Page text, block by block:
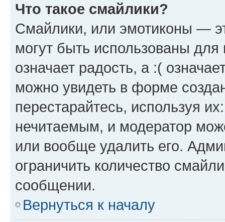
Что такое смайлики?
Смайлики, или эмотиконы —
могут быть использованы
означает радость, а :(
можно увидеть в форме
перестарайтесь, используя
нечитаемым, и модератор
или вообще удалить его.
ограничить количество
сообщении.
Вернуться к началу